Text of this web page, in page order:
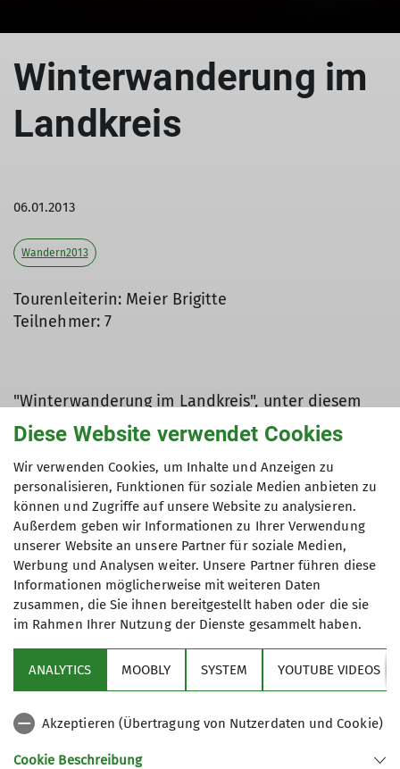
Winterwanderung im
Landkreis
06.01.2013
Wandern2013
Tourenleiterin: Meier Brigitte
Teilnehmer: 7
"Winterwanderung im Landkreis", unter diesem
Motto lud der DAV am vergangenen Sonntag ein.
Trotz wolkenverhangenem Himmel und
Nieselregen hatten sich 7 DAVler eingefunden.
Das erste Ziel war die Herzogsburg in der Oberen
Stadt, dort ist zurzeit eine Sonderausstellung des
Spielzeugmuseum Schloss Sugenheim der Familie
Kube. Es zeigt altes Spielzeug von 1860 - 1960.
Beim Rundgang im Rahmen der öffentlichen
Monatsführung wurde man wieder an die
Kindertage erinnert. Es wurde zu allen Zeiten
gespielt, und eines der ältesten Spielzeuge ist die
Puppe. Ausgestellt waren Blechspielzeug,
Eisenbahnen, Kaufladen, ein Postamt, Puppen
und Puppenhäuser und vieles mehr. Eine kleine
Wanderung war trotz des schlechten Wetters
noch geplant und so marschierte man auf dem
Diese Website verwendet Cookies
Wir verwenden Cookies, um Inhalte und Anzeigen zu
personalisieren, Funktionen für soziale Medien anbieten zu
können und Zugriffe auf unsere Website zu analysieren.
Außerdem geben wir Informationen zu Ihrer Verwendung
unserer Website an unsere Partner für soziale Medien,
Werbung und Analysen weiter. Unsere Partner führen diese
Informationen möglicherweise mit weiteren Daten
zusammen, die Sie ihnen bereitgestellt haben oder die sie
im Rahmen Ihrer Nutzung der Dienste gesammelt haben.
ANALYTICS MOOBLY SYSTEM YOUTUBE VIDEOS
Akzeptieren (Übertragung von Nutzerdaten und Cookie)
Cookie Beschreibung